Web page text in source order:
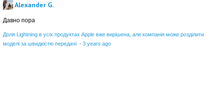
Alexander G.
Давно пора
Доля Lightning в усіх продуктах Apple вже вирішена, але компанія може розділити
моделі за швидкістю передачі · 3 years ago